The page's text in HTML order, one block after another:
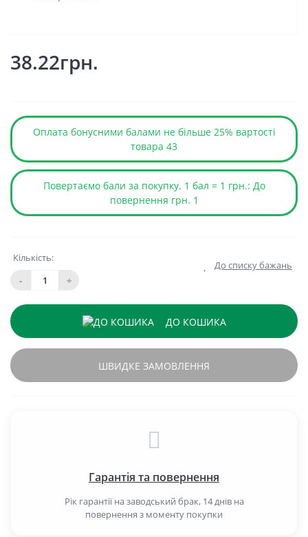
38.22грн.
Оплата бонусними балами не більше 25% вартості
товара 43
Повертаємо бали за покупку. 1 бал = 1 грн.: До
повернення грн. 1
Кількість:
-
+
До списку бажань
ДО КОШИКА
ШВИДКЕ ЗАМОВЛЕННЯ
Гарантія та повернення
Рік гарантії на заводський брак, 14 днів на
повернення з моменту покупки